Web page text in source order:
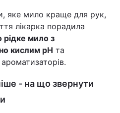
яке мило краще для рук,
лікарка порадила
рідке мило з
кислим pH та
- на що звернути